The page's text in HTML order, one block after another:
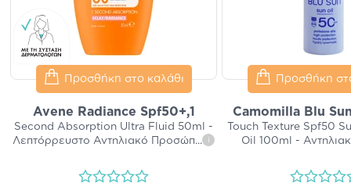
Προσθήκη στο καλάθι
Avene Radiance Spf50+,1
Second Absorption Ultra Fluid 50ml -
Λεπτόρρευστο Αντηλιακό Προσώπ... i
Προσθήκη
Camomilla Blu
Touch Texture Spf50
Oil 100ml -